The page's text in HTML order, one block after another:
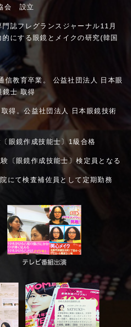
会 設立
誌フレグランスジャーナル11月
にする眼鏡とメイクの研究(韓国
信教育卒業。 公益社団法人 日本眼
鏡士 取得
得。公益社団法人 日本眼鏡技術
眼鏡作成技能士〕1級合格
〔眼鏡作成技能士〕検定員となる
て検査補佐員として定期勤務